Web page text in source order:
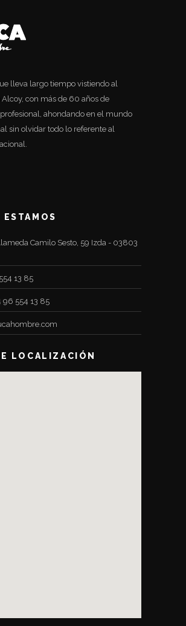
lleva largo tiempo vistiendo al
con más de 60 años de
ahondando en el mundo
sin olvidar todo lo referente al
ESTAMOS
Camilo Sesto, 59 Izda - 03803
13 85
96 554 13 85
LOCALIZACIÓN